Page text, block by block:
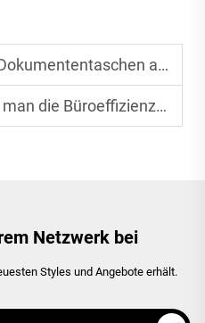
außerhalb des Büros verwendet werden
mit professionellen All-Filing-Systemen?
Netzwerk bei
Styles und Angebote erhält.